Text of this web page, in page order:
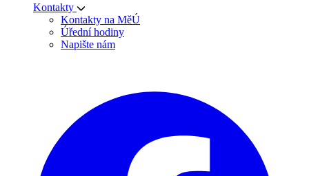
Kontakty
Kontakty na MěÚ
Úřední hodiny
Napište nám